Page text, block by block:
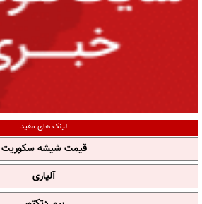
لینک های مفید
قیمت شیشه سکوریت
آلپاری